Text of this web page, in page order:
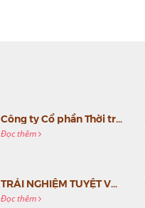
Công ty Cổ phần Thời trang MC Việt Nam (MC Fashion) tổ chức Gala mừng sinh nhật lần thứ 9
Đọc thêm
TRẢI NGHIỆM TUYỆT VỜI CÙNG MC VIỆT NAM
Đọc thêm